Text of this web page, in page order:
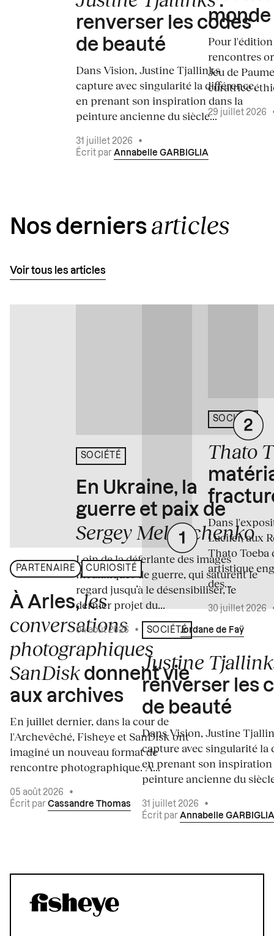
renverser les codes
de beauté
Dans Vision, Justine Tjallinks
capture avec singularité la différence,
en prenant son inspiration dans la
peinture ancienne du siècle...
31 juillet 2026
•
Écrit par Annabelle GARBIGLIA
monde
Pour l'édition
rencontres
Jeu de
curatrice
29 juillet 2026
Nos derniers articles
Voir tous les articles
PARTENAIRE CURIOSITÉ
À Arles,les
conversations
photographiques
SanDisk donnent vie
aux archives
En juillet dernier, dans la cour de
l'Archevêché, Fisheye et SanDisk ont
imaginé un nouveau format de
rencontre photographique. À...
05 août 2026
•
Écrit par Cassandre Thomas
SOCIÉTÉ
En Ukraine, la
guerre et paix de
Sergey Melnitchenko
Loin de la déferlante des images
médiatiques de guerre, qui saturent le
regard jusqu’à le désensibiliser, le
dernier projet du...
04 août 2026 • Écrit par Jordane de Faÿ
SOCIÉTÉ
Justine
renverser les
de beauté
Dans Vision, Justine
capture avec singularité la
en prenant son inspiration
peinture ancienne du
31 juillet 2026
•
Écrit par Annabelle GARBIGLIA
SOCIÉTÉ
Thato
Dans
Lucifer, aux
Thato Toeba
artistique
des...
30 juillet 2026